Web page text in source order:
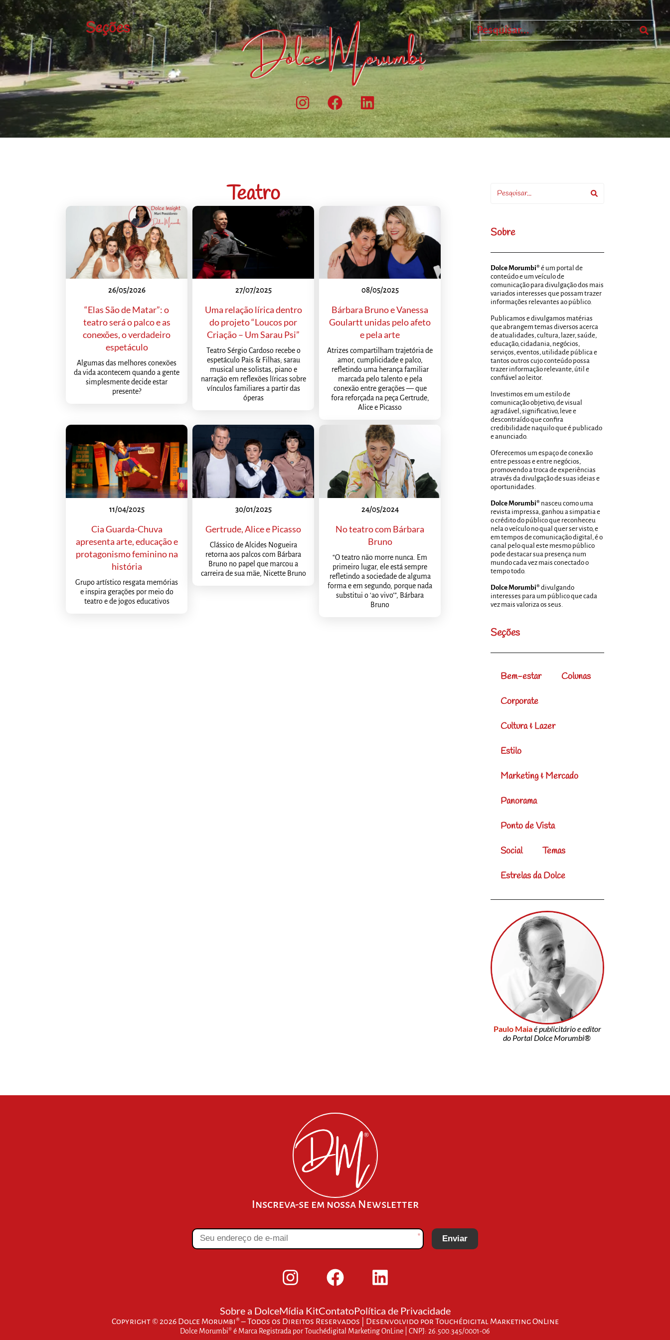
Seções
Teatro
26/05/2026
“Elas São de Matar”: o
teatro será o palco e as
conexões, o verdadeiro
espetáculo
Algumas das melhores conexões
da vida acontecem quando a gente
simplesmente decide estar
presente?
27/07/2025
Uma relação lírica dentro
do projeto “Loucos por
Criação – Um Sarau Psi”
Teatro Sérgio Cardoso recebe o
espetáculo Pais & Filhas; sarau
musical une solistas, piano e
narração em reflexões líricas sobre
vínculos familiares a partir das
óperas
08/05/2025
Bárbara Bruno e Vanessa
Goulartt unidas pelo afeto
e pela arte
Atrizes compartilham trajetória de
amor, cumplicidade e palco,
refletindo uma herança familiar
marcada pelo talento e pela
conexão entre gerações — que
fora reforçada na peça Gertrude,
Alice e Picasso
11/04/2025
Cia Guarda-Chuva
apresenta arte, educação e
protagonismo feminino na
história
Grupo artístico resgata memórias
e inspira gerações por meio do
teatro e de jogos educativos
30/01/2025
Gertrude, Alice e Picasso
Clássico de Alcides Nogueira
retorna aos palcos com Bárbara
Bruno no papel que marcou a
carreira de sua mãe, Nicette Bruno
24/05/2024
No teatro com Bárbara
Bruno
“O teatro não morre nunca. Em
primeiro lugar, ele está sempre
refletindo a sociedade de alguma
forma e em segundo, porque nada
substitui o ‘ao vivo’”, Bárbara
Bruno
Sobre
Dolce Morumbi® é um portal de
conteúdo e um veículo de
comunicação para divulgação dos mais
variados interesses que possam trazer
informações relevantes ao público.
Publicamos e divulgamos matérias
que abrangem temas diversos acerca
de atualidades, cultura, lazer, saúde,
educação, cidadania, negócios,
serviços, eventos, utilidade pública e
tantos outros cujo conteúdo possa
trazer informação relevante, útil e
confiável ao leitor.
Investimos em um estilo de
comunicação objetivo, de visual
agradável, significativo, leve e
descontraído que confira
credibilidade naquilo que é publicado
e anunciado.
Oferecemos um espaço de conexão
entre pessoas e entre negócios,
promovendo a troca de experiências
através da divulgação de suas ideias e
oportunidades.
Dolce Morumbi® nasceu como uma
revista impressa, ganhou a simpatia e
o crédito do público que reconheceu
nela o veículo no qual quer ser visto, e
em tempos de comunicação digital, é o
canal pelo qual este mesmo público
pode destacar sua presença num
mundo cada vez mais conectado o
tempo todo.
Dolce Morumbi® divulgando
interesses para um público que cada
vez mais valoriza os seus.
Seções
Bem-estar Colunas
Corporate
Cultura & Lazer
Estilo
Marketing & Mercado
Panorama
Ponto de Vista
Social Temas
Estrelas da Dolce
Paulo Maiaé publicitário e editor
do Portal Dolce Morumbi®
Inscreva-se em nossa Newsletter
* Enviar
Sobre a DolceMídia KitContatoPolítica de Privacidade
Copyright © 2026 Dolce Morumbi® – Todos os Direitos Reservados | Desenvolvido por Touchédigital Marketing OnLine
Dolce Morumbi® é Marca Registrada por Touchédigital Marketing OnLine | CNPJ: 26.500.345/0001-06